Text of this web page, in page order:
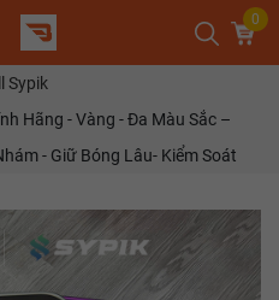
0
Sypik
Hãng - Vàng - Đa Màu Sắc –
- Giữ Bóng Lâu- Kiểm Soát